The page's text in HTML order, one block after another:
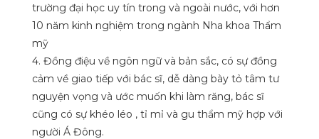
trường đại học uy tín trong và ngoài nước, với hơn
10 năm kinh nghiệm trong ngành Nha khoa Thẩm
mỹ
4. Đồng điệu về ngôn ngữ và bản sắc, có sự đồng
cảm về giao tiếp với bác sĩ, dễ dàng bày tỏ tâm tư
nguyện vọng và ước muốn khi làm răng, bác sĩ
cũng có sự khéo léo , tỉ mỉ và gu thẩm mỹ hợp với
người Á Đông.